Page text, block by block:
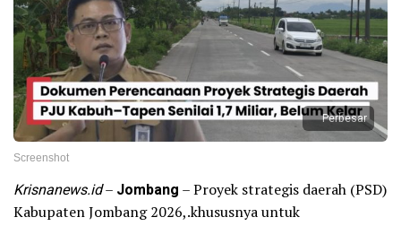
Perbesar
Screenshot
Krisnanews.id– Jombang – Proyek strategis daerah (PSD)
Kabupaten Jombang 2026,.khususnya untuk